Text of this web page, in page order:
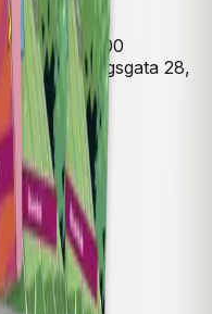
1900
Stortingsgata 28,